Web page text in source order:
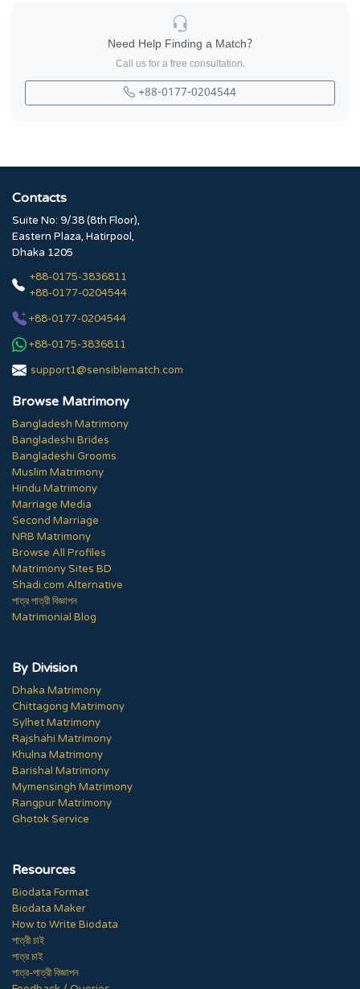
Need Help Finding a Match?
Call us for a free consultation.
+88-0177-0204544
Contacts
Suite No: 9/38 (8th Floor),
Eastern Plaza, Hatirpool,
Dhaka 1205
+88-0175-3836811
+88-0177-0204544
+88-0177-0204544
+88-0175-3836811
support1@sensiblematch.com
Browse Matrimony
Bangladesh Matrimony
Bangladeshi Brides
Bangladeshi Grooms
Muslim Matrimony
Hindu Matrimony
Marriage Media
Second Marriage
NRB Matrimony
Browse All Profiles
Matrimony Sites BD
Shadi.com Alternative
পাত্র পাত্রী বিজ্ঞাপন
Matrimonial Blog
By Division
Dhaka Matrimony
Chittagong Matrimony
Sylhet Matrimony
Rajshahi Matrimony
Khulna Matrimony
Barishal Matrimony
Mymensingh Matrimony
Rangpur Matrimony
Ghotok Service
Resources
Biodata Format
Biodata Maker
How to Write Biodata
পাত্রী চাই
পাত্র চাই
পাত্র-পাত্রী বিজ্ঞাপন